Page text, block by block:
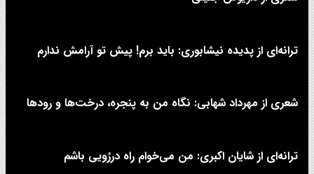
ترانه‌ای از پدیده نیشابوری: باید برم! پیش تو آرامش ندارم
شعری از مهرداد شهابی: نگاه من به پنجره، درخت‌ها و رودها
ترانه‌ای از شایان اکبری: من می‌خوام راه دررُویی باشم